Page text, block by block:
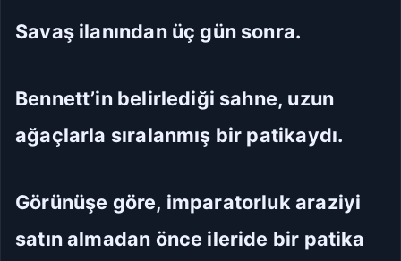
Savaş ilanından üç gün sonra.
Bennett’in belirlediği sahne, uzun
ağaçlarla sıralanmış bir patikaydı.
Görünüşe göre, imparatorluk araziyi
satın almadan önce ileride bir patika